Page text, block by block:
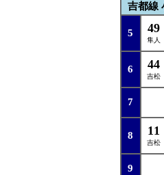
吉都線
5 49
隼人
6 44
吉松
7
8 11
吉松
9